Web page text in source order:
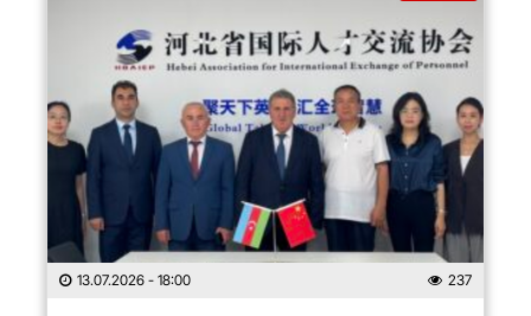
13.07.2026 - 18:00 237